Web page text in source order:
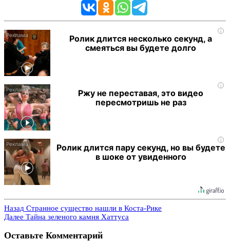
i
Ролик длится несколько секунд, а
смеяться вы будете долго
i
Ржу не переставая, это видео
пересмотришь не раз
i
Ролик длится пару секунд, но вы будете
в шоке от увиденного
Назад Странное существо нашли в Коста-Рике
Далее Тайна зеленого камня Хаттуса
Оставьте Комментарий